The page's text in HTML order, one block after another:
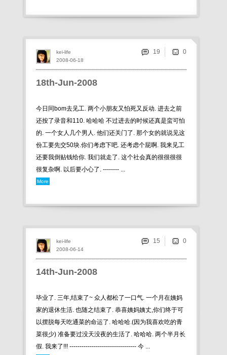
18th-Jun-2008
今日同bom去见工. 两个小朋友又怕死又反动. 进去之前
还按了录音和110. 哈哈哈 不过进去的时候还真是蛮可怕
的. 一个女人几个男人. 他们还关门了. 那个女的就说见这
份工要先交50块.你们考虑下吧. 还考虑个屁啊. 我来见工
还要我倒贴钱给你. 我们就走了. 这个社会真的很很很很
很复杂啊. 以后要小心了. -------- ...
More
2008-06-18
kei-life 19
14th-Jun-2008
毕业了. 三年,结束了~ 众人都松了一口气. 一个月在姨妈
家的退休生活. 也随之结束了. 恭喜姨妈姨丈,你们终于可
以摆脱每天吃通菜的命运了. 哈哈哈.(因为我喜欢吃的青
菜很少) 准备要过没天没夜的生活了. 哈哈哈. 两个半月长
假. 我来了!!! --------------------------------- 今 ...
2008-06-14
kei-life 15